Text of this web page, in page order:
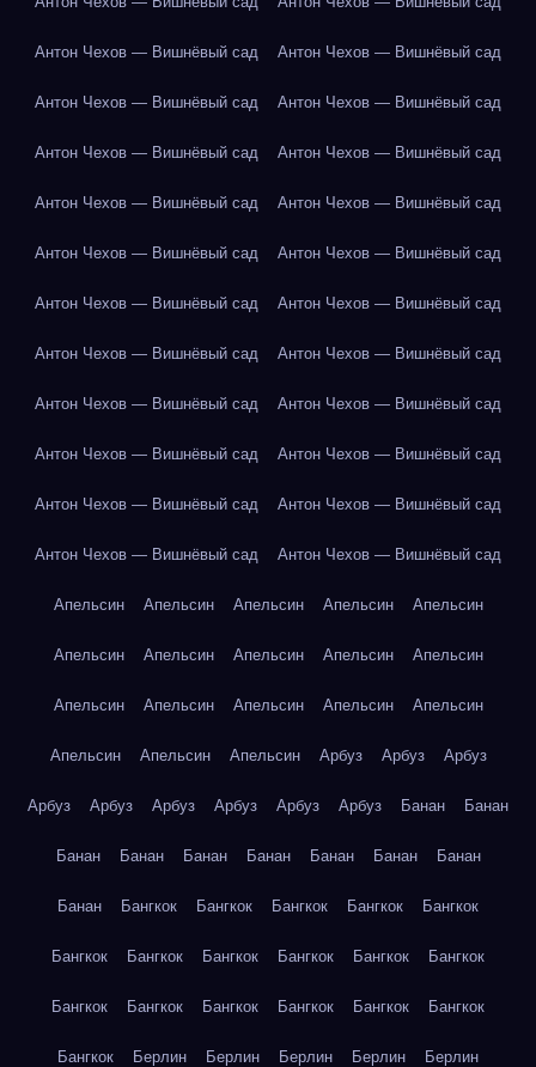
Антон Чехов — Вишнёвый сад Антон Чехов — Вишнёвый сад
Антон Чехов — Вишнёвый сад Антон Чехов — Вишнёвый сад
Антон Чехов — Вишнёвый сад Антон Чехов — Вишнёвый сад
Антон Чехов — Вишнёвый сад Антон Чехов — Вишнёвый сад
Антон Чехов — Вишнёвый сад Антон Чехов — Вишнёвый сад
Антон Чехов — Вишнёвый сад Антон Чехов — Вишнёвый сад
Антон Чехов — Вишнёвый сад Антон Чехов — Вишнёвый сад
Антон Чехов — Вишнёвый сад Антон Чехов — Вишнёвый сад
Антон Чехов — Вишнёвый сад Антон Чехов — Вишнёвый сад
Антон Чехов — Вишнёвый сад Антон Чехов — Вишнёвый сад
Антон Чехов — Вишнёвый сад Антон Чехов — Вишнёвый сад
Апельсин Апельсин Апельсин Апельсин Апельсин
Апельсин Апельсин Апельсин Апельсин Апельсин
Апельсин Апельсин Апельсин Апельсин Апельсин
Апельсин Апельсин Апельсин Арбуз Арбуз Арбуз
Арбуз Арбуз Арбуз Арбуз Арбуз Арбуз Банан Банан
Банан Банан Банан Банан Банан Банан Банан
Банан Бангкок Бангкок Бангкок Бангкок Бангкок
Бангкок Бангкок Бангкок Бангкок Бангкок Бангкок
Бангкок Бангкок Бангкок Бангкок Бангкок Бангкок
Бангкок Берлин Берлин Берлин Берлин Берлин